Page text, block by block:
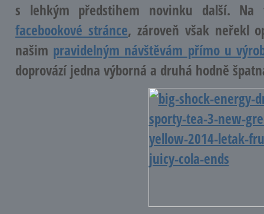
s lehkým předstihem novinku další.
facebookové stránce, zároveň však neřekl
našim pravidelným návštěvám přímo u
doprovází jedna výborná a druhá hodně